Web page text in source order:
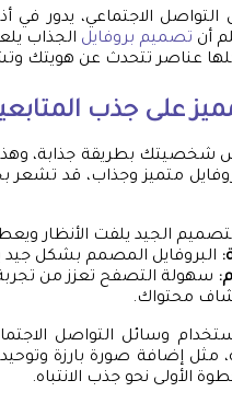
الاجتماعي، يدور في
أن تصميم بروفايل الجذاب
كلها عناصر تتحدث عن هويتك
على جذب
شخصيتك بطريقة جذابة، وهذا
متميز وجذاب، قد تشعر
الجيد يلفت الأنظار
البروفايل المصمم بشكل
سهولة التصفح تعزز من
محتواك.
وسائل التواصل
مثل إضافة صورة بارزة
الأولى نحو جذب الانتباه.